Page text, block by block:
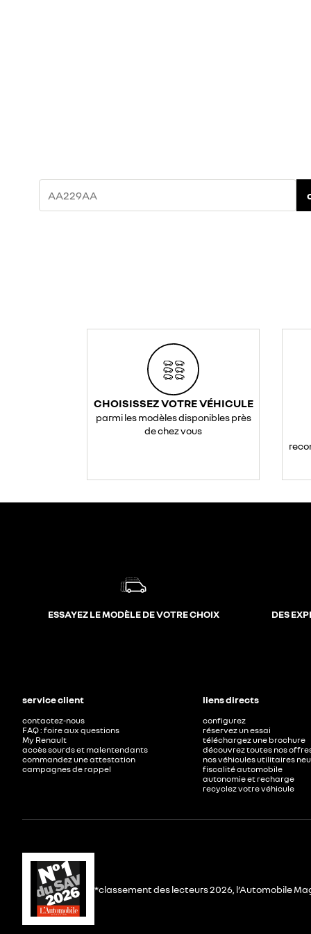
CHOISISSEZ VOTRE VÉHICULE
parmi les modèles disponibles près
de chez vous
ESSAYEZ LE MODÈLE DE VOTRE CHOIX DES
service client
contactez-nous
FAQ : foire aux questions
My Renault
accès sourds et malentendants
commandez une attestation
campagnes de rappel
liens directs
configurez
réservez un essai
téléchargez une brochure
découvrez toutes nos
nos véhicules utilitaires
fiscalité automobile
autonomie et recharge
recyclez votre véhicule
*classement des lecteurs 2026, l’Automobile